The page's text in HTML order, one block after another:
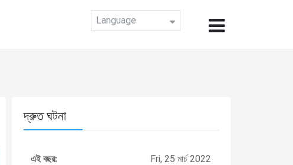
Language
দ্রুত ঘটনা
এই বছর: Fri, 25 মার্চ 2022